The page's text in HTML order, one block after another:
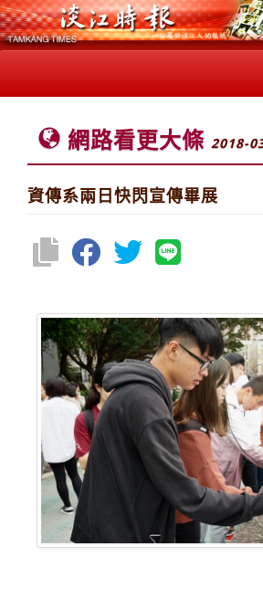
網路看更大條 2018-
資傳系兩日快閃宣傳畢展